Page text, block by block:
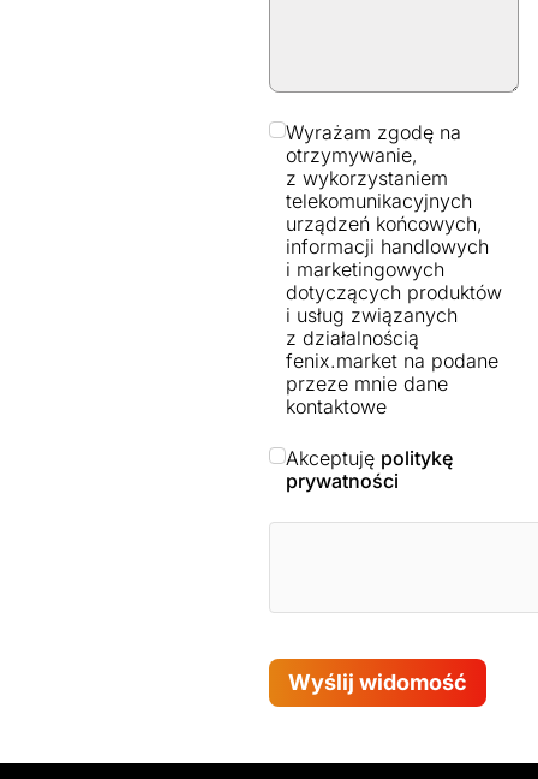
Wyrażam zgodę na
otrzymywanie,
z wykorzystaniem
telekomunikacyjnych
urządzeń końcowych,
informacji handlowych
i marketingowych
dotyczących produktów
i usług związanych
z działalnością
fenix.market na podane
przeze mnie dane
kontaktowe
Akceptuję politykę
prywatności
Wyślij widomość